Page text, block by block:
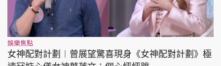
娛樂焦點
女神配對計劃︱曾展望驚喜現身《女神配對計劃》極